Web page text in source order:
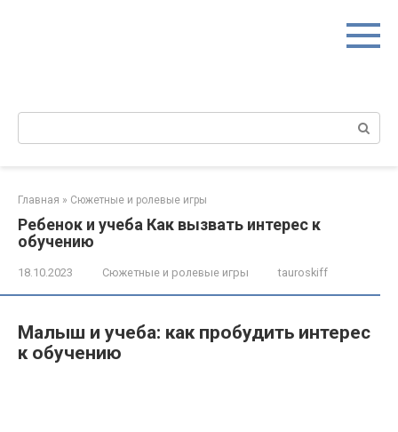
Поиск:
Главная » Сюжетные и ролевые игры
Ребенок и учеба Как вызвать интерес к
обучению
18.10.2023 Сюжетные и ролевые игры tauroskiff
Малыш и учеба: как пробудить интерес
к обучению